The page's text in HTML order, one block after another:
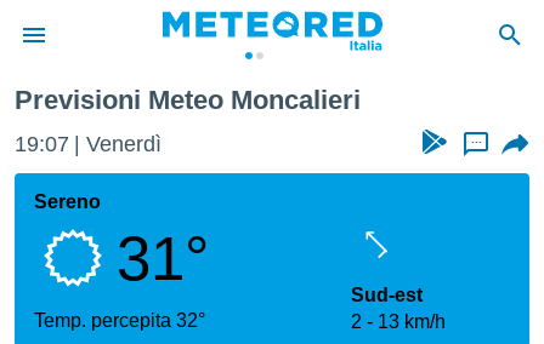
di
per
le
Previsioni Meteo Moncalieri
19:07 Venerdì ...
Sereno
31°
Temp. percepita 32°
Sud-est
2
13 km/h